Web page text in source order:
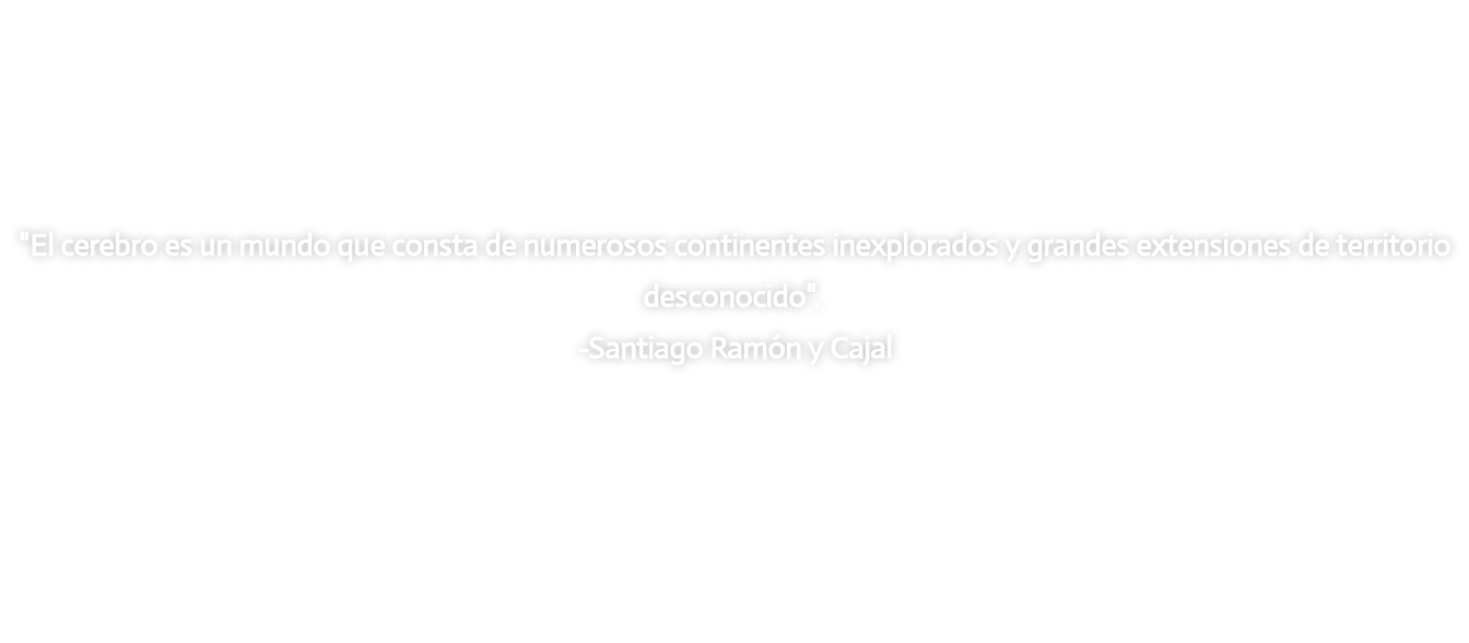
"El cerebro es un mundo que consta de numerosos continentes inexplorados y grandes extensiones de territorio
desconocido".
-Santiago Ramón y Cajal